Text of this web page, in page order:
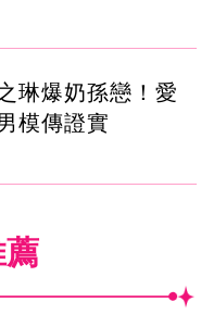
琳爆奶孫戀！愛
模傳證實
薦